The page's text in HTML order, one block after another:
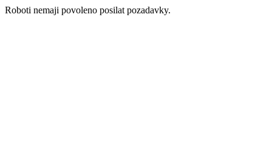
Roboti nemaji povoleno posilat pozadavky.